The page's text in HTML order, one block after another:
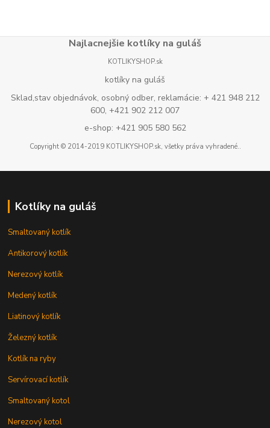
Najlacnejšie kotlíky na guláš
KOTLIKYSHOP.sk
kotlíky na guláš
Sklad,stav objednávok, osobný odber, reklamácie: + 421 948 212
600, +421 902 212 007
e-shop: +421 905 580 562
Copyright © 2014-2019 KOTLIKYSHOP.sk, všetky práva vyhradené..
Kotlíky na guláš
Smaltovaný kotlík
Antikorový kotlík
Nerezový kotlík
Medený kotlík
Liatinový kotlík
Železný kotlík
Kotlík na ryby
Servírovací kotlík
Smaltovaný kotol
Nerezový kotol